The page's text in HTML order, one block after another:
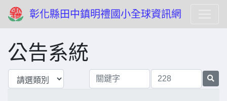
彰化縣田中鎮明禮國小全球資訊網
公告系統